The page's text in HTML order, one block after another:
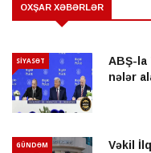
OXŞAR XƏBƏRLƏR
SİYASƏT
ABŞ-la
nələr
GÜNDƏM Vəkil